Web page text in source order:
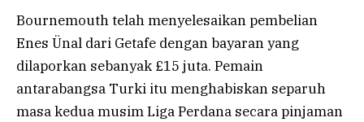
Bournemouth telah menyelesaikan pembelian
Enes Ünal dari Getafe dengan bayaran yang
dilaporkan sebanyak £15 juta. Pemain
antarabangsa Turki itu menghabiskan separuh
masa kedua musim Liga Perdana secara pinjaman